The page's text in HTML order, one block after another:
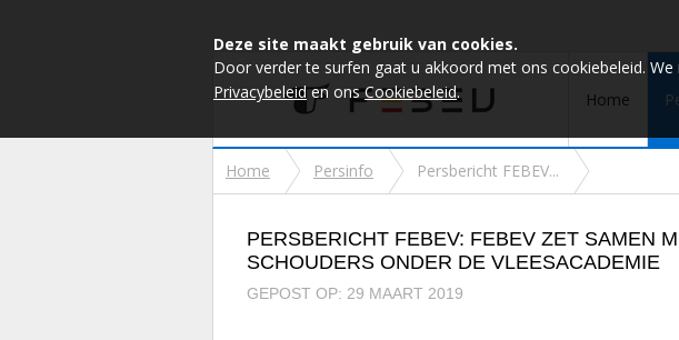
Home
Home Persinfo Persbericht FEBEV...
PERSBERICHT FEBEV: FEBEV ZET SAMEN
SCHOUDERS ONDER DE VLEESACADEMIE
GEPOST OP: 29 MAART 2019
Deze site maakt gebruik van cookies.
Door verder te surfen gaat u akkoord met ons cookiebeleid.
Privacybeleiden onsCookiebeleid.